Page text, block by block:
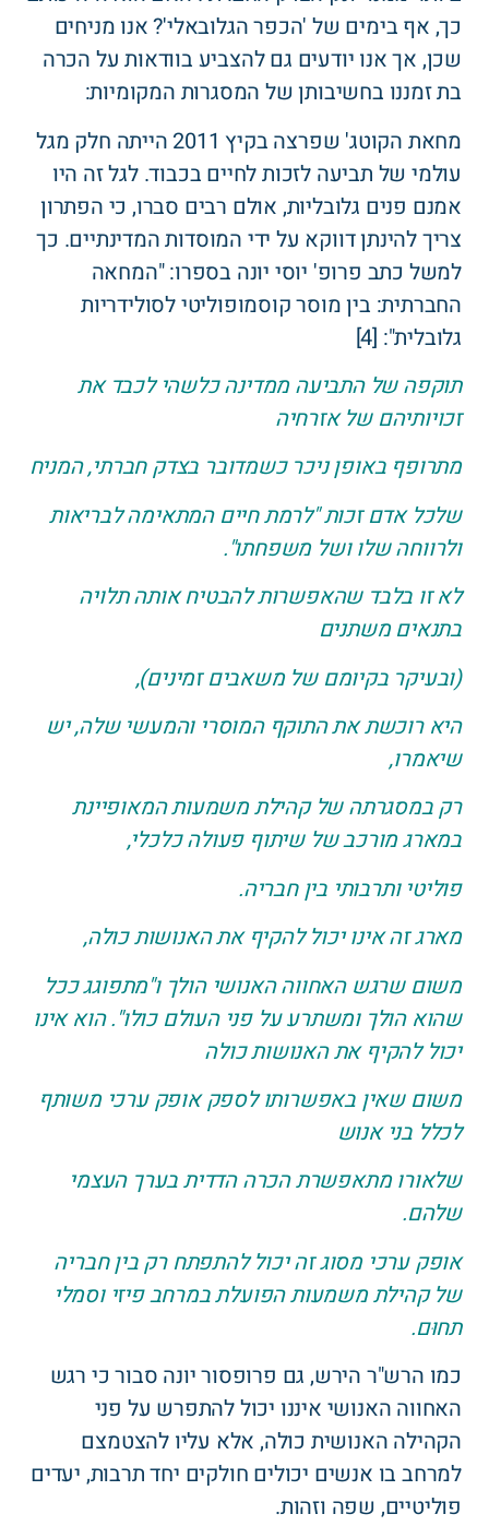
כך, אף בימים של 'הכפר הגלובאלי'? אנו מניחים
שכן, אך אנו יודעים גם להצביע בוודאות על הכרה
בת זמננו בחשיבותן של המסגרות המקומיות:
מחאת הקוטג' שפרצה בקיץ 2011 הייתה חלק מגל
עולמי של תביעה לזכות לחיים בכבוד. לגל זה היו
אמנם פנים גלובליות, אולם רבים סברו, כי הפתרון
צריך להינתן דווקא על ידי המוסדות המדינתיים. כך
למשל כתב פרופ' יוסי יונה בספרו: "המחאה
החברתית: בין מוסר קוסמופוליטי לסולידריות
גלובלית": [4]
תוקפה של התביעה ממדינה כלשהי לכבד את
זכויותיהם של אזרחיה
מתרופף באופן ניכר כשמדובר בצדק חברתי, המניח
שלכל אדם זכות "לרמת חיים המתאימה לבריאות
ולרווחה שלו ושל משפחתו".
לא זו בלבד שהאפשרות להבטיח אותה תלויה
בתנאים משתנים
(ובעיקר בקיומם של משאבים זמינים),
היא רוכשת את התוקף המוסרי והמעשי שלה, יש
שיאמרו,
רק במסגרתה של קהילת משמעות המאופיינת
במארג מורכב של שיתוף פעולה כלכלי,
פוליטי ותרבותי בין חבריה.
מארג זה אינו יכול להקיף את האנושות כולה,
משום שרגש האחווה האנושי הולך ו"מתפוגג ככל
שהוא הולך ומשתרע על פני העולם כולו". הוא אינו
יכול להקיף את האנושות כולה
משום שאין באפשרותו לספק אופק ערכי משותף
לכלל בני אנוש
שלאורו מתאפשרת הכרה הדדית בערך העצמי
שלהם.
אופק ערכי מסוג זה יכול להתפתח רק בין חבריה
של קהילת משמעות הפועלת במרחב פיזי וסמלי
תחוּם.
כמו הרש"ר הירש, גם פרופסור יונה סבור כי רגש
האחווה האנושי איננו יכול להתפרש על פני
הקהילה האנושית כולה, אלא עליו להצטמצם
למרחב בו אנשים יכולים חולקים יחד תרבות, יעדים
פוליטיים, שפה וזהות.